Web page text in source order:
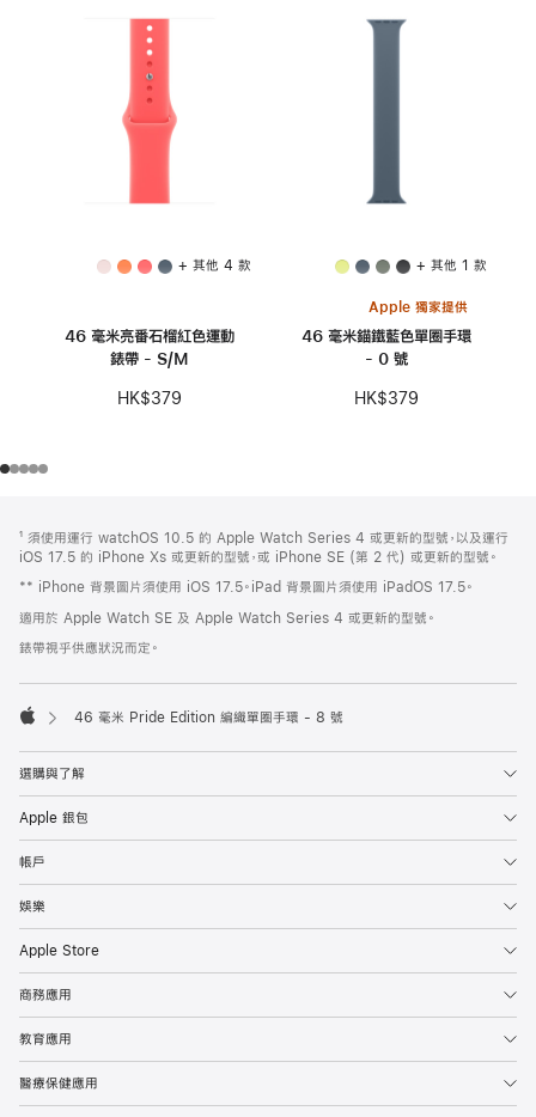
+ 其他 4 款
46 毫米亮番石榴紅色運動
錶帶 - S/M
HK$379
+ 其他 1 款
Apple 獨家提供
46 毫米錨鐵藍色單圈手環
- 0 號
HK$379
腳
腳
¹ 須使用運行 watchOS 10.5 的 Apple Watch Series 4 或更新的型號，以及運行
iOS 17.5 的 iPhone Xs 或更新的型號，或 iPhone SE (第 2 代) 或更新的型號。
** iPhone 背景圖片須使用 iOS 17.5。iPad 背景圖片須使用 iPadOS 17.5。
適用於 Apple Watch SE 及 Apple Watch Series 4 或更新的型號。
錶帶視乎供應狀況而定。
46 毫米 Pride Edition 編織單圈手環 - 8 號
選購與了解
Apple 銀包
帳戶
娛樂
Apple Store
商務應用
教育應用
醫療保健應用